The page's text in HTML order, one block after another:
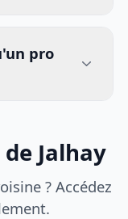
pro
Jalhay
? Accédez